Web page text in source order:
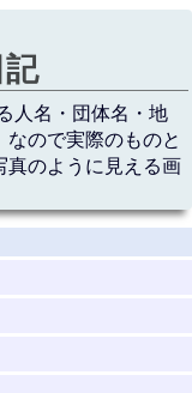
記
人名・団体名・地
ので実際のものと
真のように見える画